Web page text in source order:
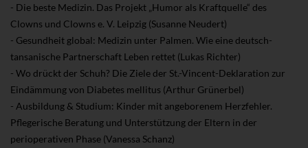
- Die beste Medizin. Das Projekt „Humor als Kraftquelle“ des
Clowns und Clowns e. V. Leipzig (Susanne Neudert)
- Gesundheit global: Medizin unter Palmen. Wie eine deutsch-
tansanische Partnerschaft Leben rettet (Lukas Richter)
- Wo drückt der Schuh? Die Ziele der St.-Vincent-Deklaration zur
Eindämmung von Diabetes mellitus (Arthur Grünerbel)
- Ausbildung & Studium: Kinder mit angeborenem Herzfehler.
Pflegerische Beratung und Unterstützung der Eltern in der
perioperativen Phase (Vanessa Schanz)